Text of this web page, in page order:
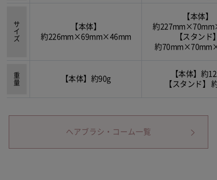
サイズ
【本体】
約226mm×69mm×46mm
【本体】
約
【スタンド
約
重量 【本体】約90g
【本体】約
【スタンド】
ヘアブラシ・コーム一覧